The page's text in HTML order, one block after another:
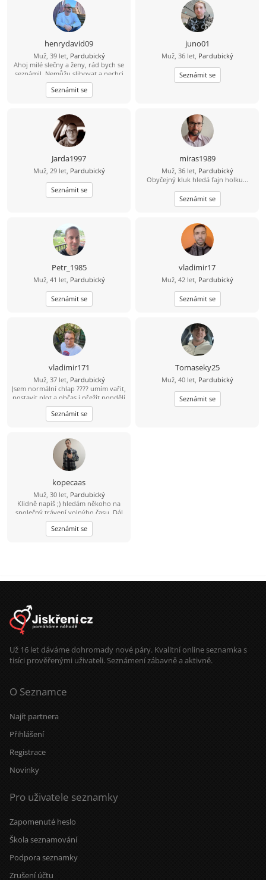
henrydavid09
Muž, 39 let, Pardubický
Ahoj milé slečny a ženy, rád bych se
seznámil. Nemůžu slibovat a nechci
hory doly a modré z nebes. To, jaký
vztah se časem vyvine, ukáže až
osobní schůzka a čas. Jsem
možná o něco víc, než je normální.
Rád jezdím a trávím čas u vody,
paddleboard mám v oblibě atd.
Mám rád procházky, výlety autem,
případně bych rád někdy i
zakempoval a podle možností
přenocoval v přírodě v autě. Mám
rád hudbu, ta mi dává energii. Z
filmů mě baví sci-fi, fantasy,
dobrodružné a podle skutečné
další otázky a chtěla by ses seznámit,
budu rád. Zatím ahoj .
Seznámit se
juno01
Muž, 36 let, Pardubický
Seznámit se
Jarda1997
Muž, 29 let, Pardubický
Seznámit se
miras1989
Muž, 36 let, Pardubický
Obyčejný kluk hledá fajn holku...
Seznámit se
Petr_1985
Muž, 41 let, Pardubický
Seznámit se
vladimir17
Muž, 42 let, Pardubický
Seznámit se
vladimir171
Muž, 37 let, Pardubický
Jsem normální chlap ???? umím vařit,
postavit plot a občas i přežít pondělí
????
Seznámit se
Tomaseky25
Muž, 40 let, Pardubický
Seznámit se
kopecaas
Muž, 30 let, Pardubický
Klidně napiš ;) hledám někoho na
společný trávení volnýho času. Dál
se uvidí podle sympatií. Inteligentní
pohodář, rád sportuju, rád si přečtu
knížku.
Seznámit se
Už 16 let dáváme dohromady nové páry. Kvalitní online seznamka s
tisíci prověřenými uživateli. Seznámení zábavně a aktivně.
O Seznamce
Najít partnera
Přihlášení
Registrace
Novinky
Pro uživatele seznamky
Zapomenuté heslo
Škola seznamování
Podpora seznamky
Zrušení účtu